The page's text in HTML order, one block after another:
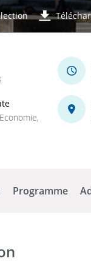
Programme